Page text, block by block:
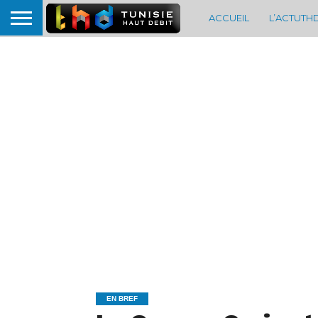
ACCUEIL
EN BREF